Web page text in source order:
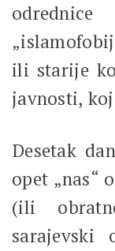
ili starije
javnosti,
Desetak
opet „nas“
(ili
sarajevski